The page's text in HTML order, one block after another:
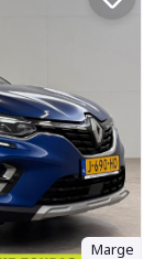
Marge